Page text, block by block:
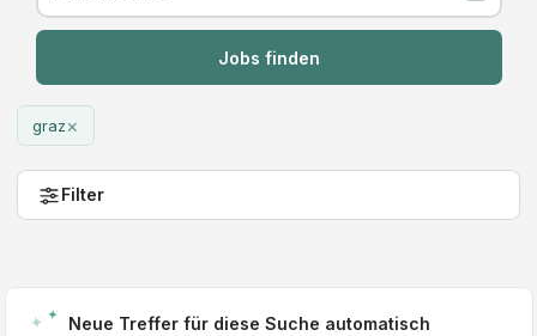
Jobs finden
graz×
Filter
Neue Treffer für diese Suche automatisch